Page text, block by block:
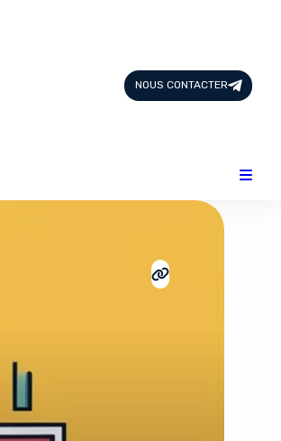
NOUS CONTACTER
Design & Créativité
Intelligence Artificielle
Plateformes
Produits physiques
Santé et Forme
Social & Communauté